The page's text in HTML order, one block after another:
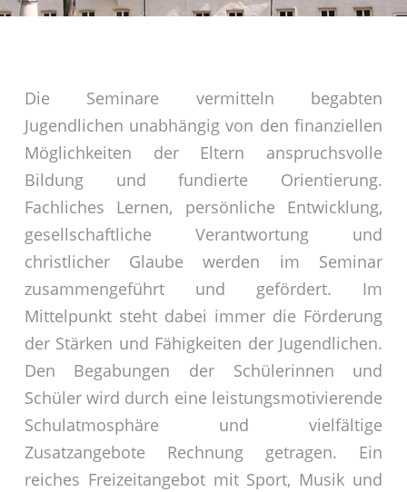
Die Seminare vermitteln begabten
Jugendlichen unabhängig von den finanziellen
Möglichkeiten der Eltern anspruchsvolle
Bildung und fundierte Orientierung.
Fachliches Lernen, persönliche Entwicklung,
gesellschaftliche Verantwortung und
christlicher Glaube werden im Seminar
zusammengeführt und gefördert. Im
Mittelpunkt steht dabei immer die Förderung
der Stärken und Fähigkeiten der Jugendlichen.
Den Begabungen der Schülerinnen und
Schüler wird durch eine leistungsmotivierende
Schulatmosphäre und vielfältige
Zusatzangebote Rechnung getragen. Ein
reiches Freizeitangebot mit Sport, Musik und